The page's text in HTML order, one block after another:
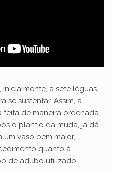
inicialmente, a sete léguas
se sustentar. Assim, a
de maneira ordenada.
o plantio da muda, já dá
vaso bem maior,
quanto à
de adubo utilizado.